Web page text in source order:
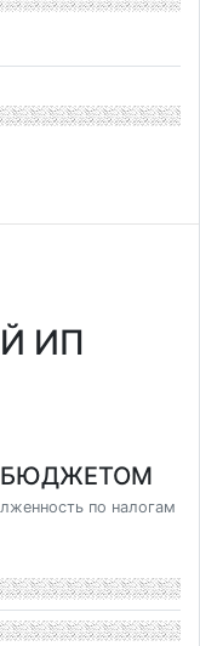
ИП
БЮДЖЕТОМ
по налогам